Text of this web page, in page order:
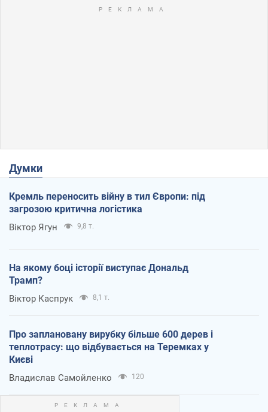
Думки
Кремль переносить війну в тил Європи: під
загрозою критична логістика
Віктор Ягун 9,8 т.
На якому боці історії виступає Дональд
Трамп?
Віктор Каспрук 8,1 т.
Про заплановану вирубку більше 600 дерев і
теплотрасу: що відбувається на Теремках у
Києві
Владислав Самойленко 120